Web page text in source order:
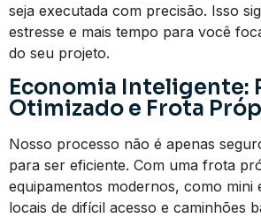
seja executada com precisão. Isso
estresse e mais tempo para você
do seu projeto.
Economia Inteligente:
Otimizado e Frota
Nosso processo não é apenas
para ser eficiente. Com uma frota
equipamentos modernos, como mini
locais de difícil acesso e caminhões